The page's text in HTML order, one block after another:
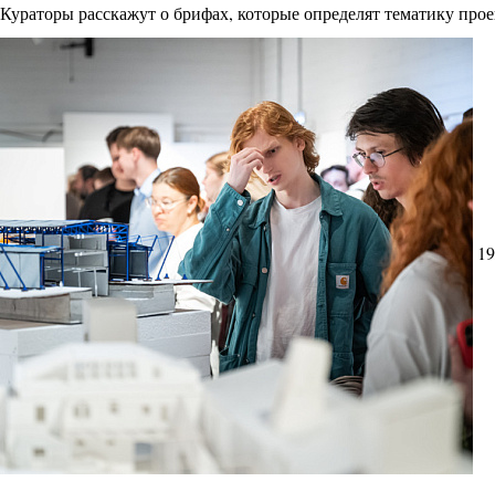
Кураторы расскажут о брифах, которые определят тематику